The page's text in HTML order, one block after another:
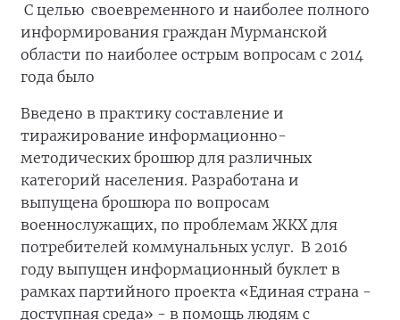
С целью своевременного и наиболее полного
информирования граждан Мурманской
области по наиболее острым вопросам с 2014
года было
Введено в практику составление и
тиражирование информационно-
методических брошюр для различных
категорий населения. Разработана и
выпущена брошюра по вопросам
военнослужащих, по проблемам ЖКХ для
потребителей коммунальных услуг. В 2016
году выпущен информационный буклет в
рамках партийного проекта «Единая страна -
доступная среда» - в помощь людям с